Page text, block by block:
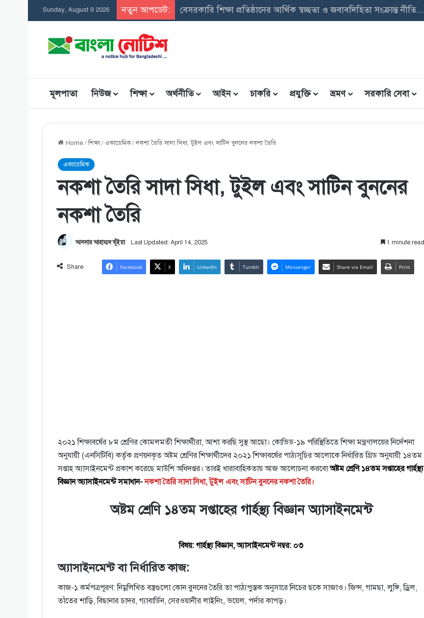
Sunday, August 9 2026 নতুন আপডেট: সমন্বিত উপবৃত্তি তথ্য ফরম: শিক্ষার্থীদের তথ্য এন্ট্রি ফরম PDF ডাউনলোড
মূলপাতা নিউজ শিক্ষা অর্থনীতি আইন চাকরি প্রযুক্তি ভ্রমণ সরকারি সেবা
Home /শিক্ষা/একাডেমিক/নকশা তৈরি সাদা সিধা, টুইল এবং সাটিন বুননের নকশা তৈরি
একাডেমিক
নকশা তৈরি সাদা সিধা, টুইল এবং সাটিন বুননের
নকশা তৈরি
আনসার আহাম্মদ ভূঁইয়া Last Updated: April 14, 2025 1 minute read
Share Facebook X LinkedIn Tumblr Messenger Share via Email Print
২০২১ শিক্ষাবর্ষের ৮ম শ্রেণির কোমলমতী শিক্ষার্থীরা, আশা করছি সুস্থ আছো। কোভিড-১৯ পরিস্থিতিতে শিক্ষা মন্ত্রণালয়ের নির্দেশনা
অনুযায়ী (এনসিটিবি) কর্তৃক প্রণয়নকৃত অষ্টম শ্রেণির শিক্ষার্থীদের ২০২১ শিক্ষাবর্ষের পাঠ্যসূচির আলােকে নির্ধারিত গ্রিড অনুযায়ী ১৪তম
সপ্তাহ অ্যাসাইনমেন্ট প্রকাশ করেছে মাউশি অধিদপ্তর। তারই ধারাবাহিকতায় আজ আলোচনা করবোঅষ্টম শ্রেণি ১৪তম সপ্তাহের গার্হস্থ্য
বিজ্ঞান অ্যাসাইনমেন্ট সমাধান-নকশা তৈরি সাদা সিধা, টুইল এবং সাটিন বুননের নকশা তৈরি।
অষ্টম শ্রেণি ১৪তম সপ্তাহের গার্হস্থ্য বিজ্ঞান অ্যাসাইনমেন্ট
বিষয়: গার্হস্থ্য বিজ্ঞান, অ্যাসাইনমেন্ট নম্বর: ০৩
অ্যাসাইনমেন্ট বা নির্ধারিত কাজ:
কাজ-১ কর্মপত্রপূরণ: নিম্নলিখিত বস্ত্রগুলাে কোন বুননের তৈরি তা পাঠ্যপুস্তক অনুসারে নিচের ছকে সাজাও। জিন্স, গামছা, লুঙ্গি, ড্রিল,
তাঁতের শাড়ি, বিছানার চাদর, গ্যাবার্ডিন, সেরওয়ানীর লাইনিং, ভয়েল, পর্দার কাপড়।